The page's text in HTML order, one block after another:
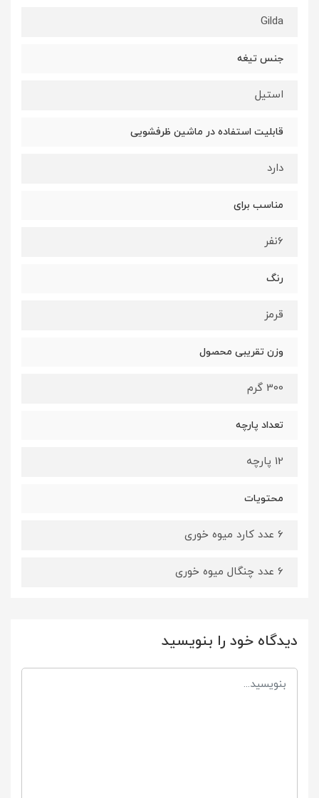
Gilda
جنس تیغه
استیل
قابلیت استفاده در ماشین ظرفشویی
دارد
مناسب برای
6نفر
رنگ
قرمز
وزن تقریبی محصول
300 گرم
تعداد پارچه
12 پارچه
محتویات
6 عدد کارد میوه خوری
6 عدد چنگال میوه خوری
دیدگاه خود را بنویسید